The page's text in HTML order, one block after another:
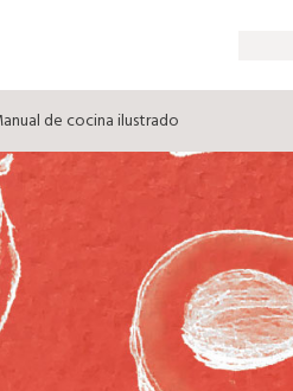
de cocina ilustrado